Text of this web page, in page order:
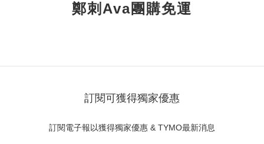
鄭刺Ava團購免運
訂閱可獲得獨家優惠
訂閱電子報以獲得獨家優惠 & TYMO最新消息